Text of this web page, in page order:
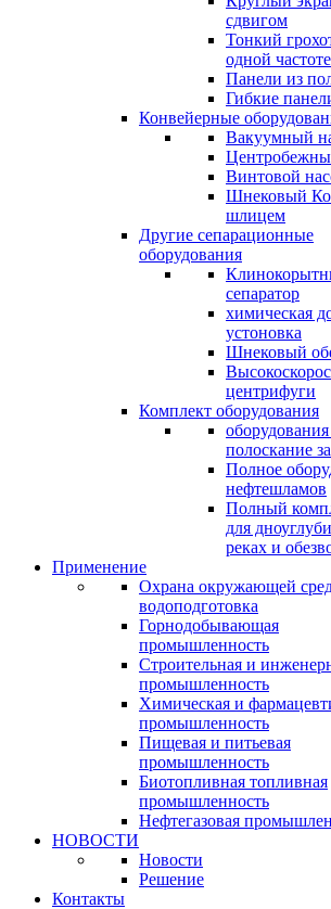
сдвигом
Тонкий
одной частоте
Панели из
Гибкие
Конвейерные
Вакуумный
Винтовой
Шнековый
шлицем
Другие сепарационные
оборудования
сепаратор
химическая
устоновка
Шнековый
центрифуги
Комплект оборудования
полоскание
Полное
нефтешламов
Полный
для
реках и
Применение
Охрана окружающей
водоподготовка
Горнодобывающая
промышленность
Cтроительная и
промышленность
Химическая и
промышленность
Пищевая и питьевая
промышленность
Биотопливная топливная
промышленность
Нефтегазовая
НОВОСТИ
Новости
Решение
Контакты